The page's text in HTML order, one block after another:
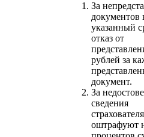
За
документов
указанный
отказ от
рублей за
документ.
За
сведения
страхователя
оштрафуют